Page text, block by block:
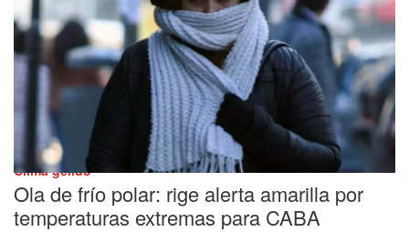
Clima gélido
Ola de frío polar: rige alerta amarilla por
temperaturas extremas para CABA